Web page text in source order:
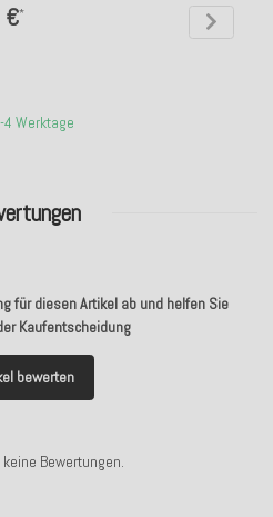
für diesen Artikel ab und helfen Sie
Kaufentscheidung
bewerten
Bewertungen.
€*
Werktage